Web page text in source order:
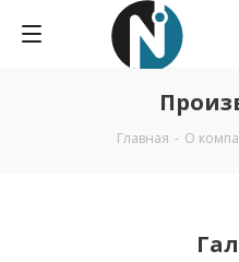
Главная - О